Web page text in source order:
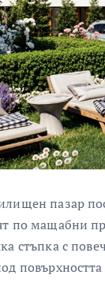
пазар
по мащабни
стъпка с